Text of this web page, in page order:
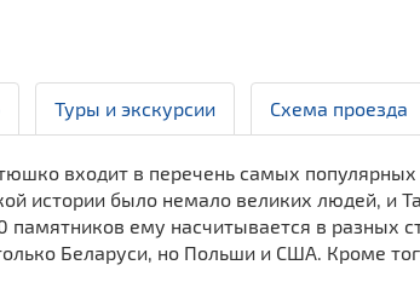
Туры и экскурсии Схема проезда
входит в перечень самых популярных
истории было немало великих людей, и
памятников ему насчитывается в разных
Беларуси, но Польши и США. Кроме